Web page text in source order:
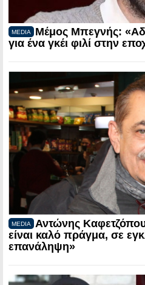
MEDIA
Μέμος Μπεγνής:
για ένα γκέι φιλί στην
MEDIA
Αντώνης
είναι καλό πράγμα, σε
επανάληψη»